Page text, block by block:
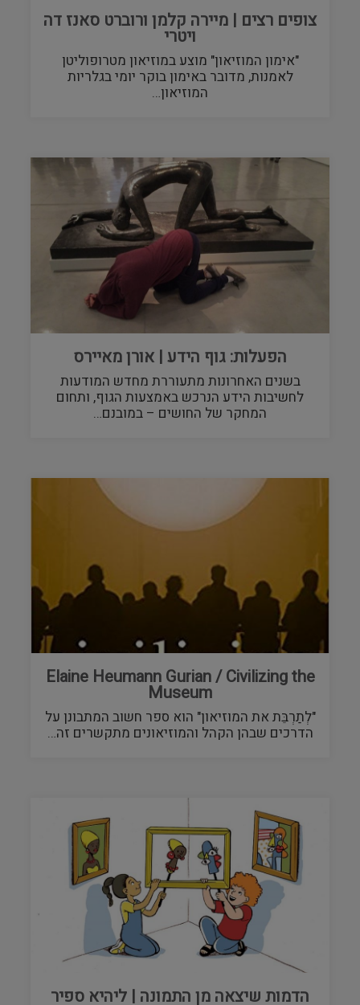
צופים רצים | מיירה קלמן ורוברט סאנז דה
ויטרי
"אימון המוזיאון" מוצע במוזיאון מטרופוליטן
לאמנות, מדובר באימון בוקר יומי בגלריות
המוזיאון…
הפעלות: גוף הידע | אורן מאיירס
בשנים האחרונות מתעוררת מחדש המודעות
לחשיבות הידע הנרכש באמצעות הגוף, ותחום
המחקר של החושים – במובנם…
Elaine Heumann Gurian / Civilizing the
Museum
"לְתַרְבֵּת את המוזיאון" הוא ספר חשוב המתבונן על
הדרכים שבהן הקהל והמוזיאונים מתקשרים זה…
הדמות שיצאה מן התמונה | ליהיא ספיר